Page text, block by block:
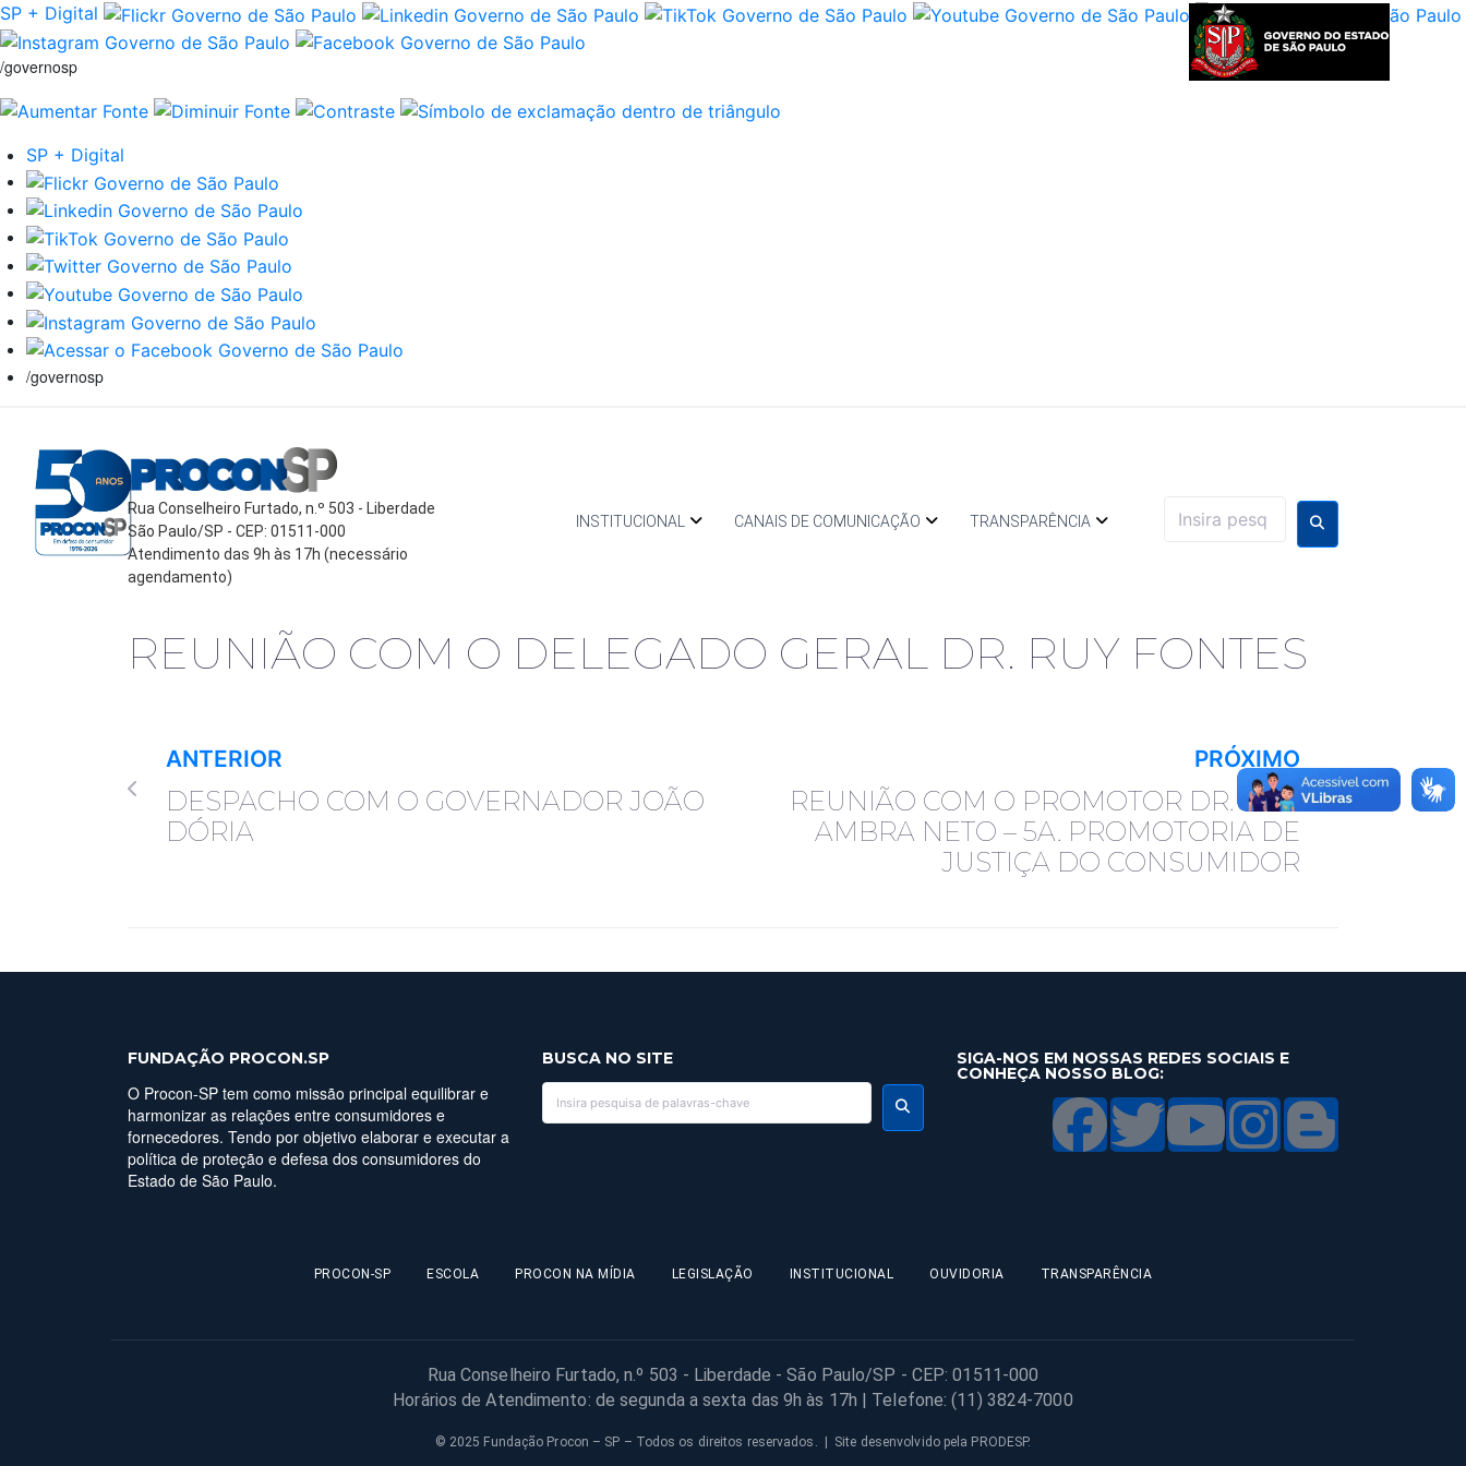
SP + Digital
/governosp
SP + Digital
/governosp
Rua Conselheiro Furtado, n.º 503 - Liberdade
São Paulo/SP - CEP: 01511-000
Atendimento das 9h às 17h (necessário
agendamento)
INSTITUCIONAL CANAIS DE COMUNICAÇÃO TRANSPARÊNCIA
REUNIÃO COM O DELEGADO GERAL DR. RUY FONTES
ANTERIOR
DESPACHO COM O GOVERNADOR JOÃO
DÓRIA
PRÓXIMO
REUNIÃO COM O PROMOTOR DR. LUIZ
AMBRA NETO – 5A. PROMOTORIA DE
JUSTIÇA DO CONSUMIDOR
FUNDAÇÃO PROCON.SP
O Procon-SP tem como missão principal equilibrar e
harmonizar as relações entre consumidores e
fornecedores. Tendo por objetivo elaborar e executar a
política de proteção e defesa dos consumidores do
Estado de São Paulo.
BUSCA NO SITE SIGA-NOS EM NOSSAS REDES SOCIAIS E
CONHEÇA NOSSO BLOG:
PROCON-SP ESCOLA PROCON NA MÍDIA LEGISLAÇÃO INSTITUCIONAL OUVIDORIA TRANSPARÊNCIA
Rua Conselheiro Furtado, n.º 503 - Liberdade - São Paulo/SP - CEP: 01511-000
Horários de Atendimento: de segunda a sexta das 9h às 17h | Telefone: (11) 3824-7000
© 2025 Fundação Procon – SP – Todos os direitos reservados. | Site desenvolvido pela PRODESP.